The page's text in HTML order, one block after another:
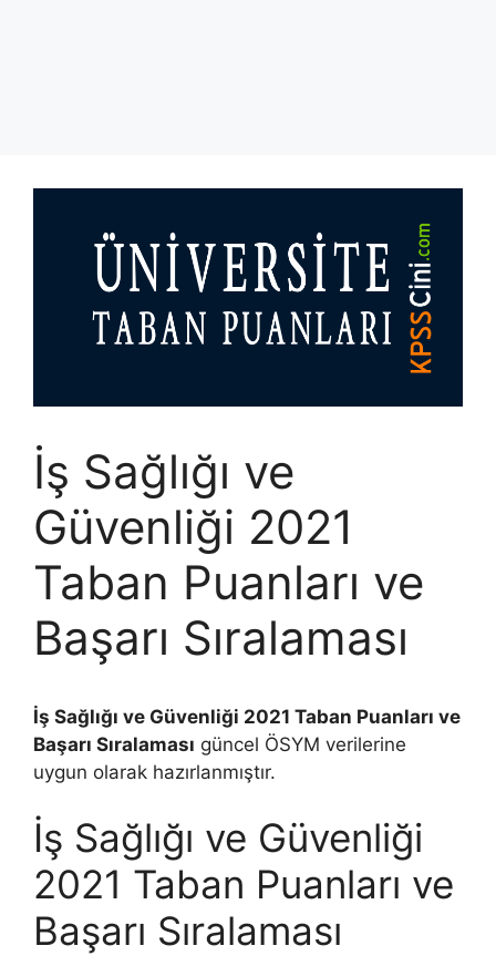
İş Sağlığı ve
Güvenliği 2021
Taban Puanları ve
Başarı Sıralaması
İş Sağlığı ve Güvenliği 2021 Taban Puanları ve
Başarı Sıralaması güncel ÖSYM verilerine
uygun olarak hazırlanmıştır.
İş Sağlığı ve Güvenliği
2021 Taban Puanları ve
Başarı Sıralaması